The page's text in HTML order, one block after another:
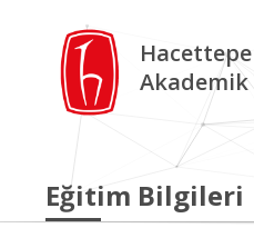
Akademik
Eğitim Bilgileri